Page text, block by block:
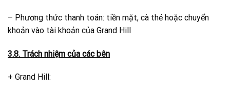
– Phương thức thanh toán: tiền mặt, cà thẻ hoặc chuyển
khoản vào tài khoản của Grand Hill
3.8. Trách nhiệm của các bên
+ Grand Hill: